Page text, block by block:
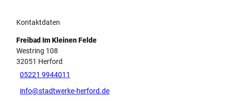
Kontaktdaten
Freibad Im Kleinen Felde
Westring 108
32051 Herford
05221 9944011
info@stadtwerke-herford.de